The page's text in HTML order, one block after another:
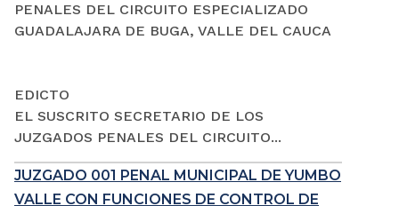
PENALES DEL CIRCUITO ESPECIALIZADO
GUADALAJARA DE BUGA, VALLE DEL CAUCA
EDICTO
EL SUSCRITO SECRETARIO DE LOS
JUZGADOS PENALES DEL CIRCUITO...
JUZGADO 001 PENAL MUNICIPAL DE YUMBO
VALLE CON FUNCIONES DE CONTROL DE